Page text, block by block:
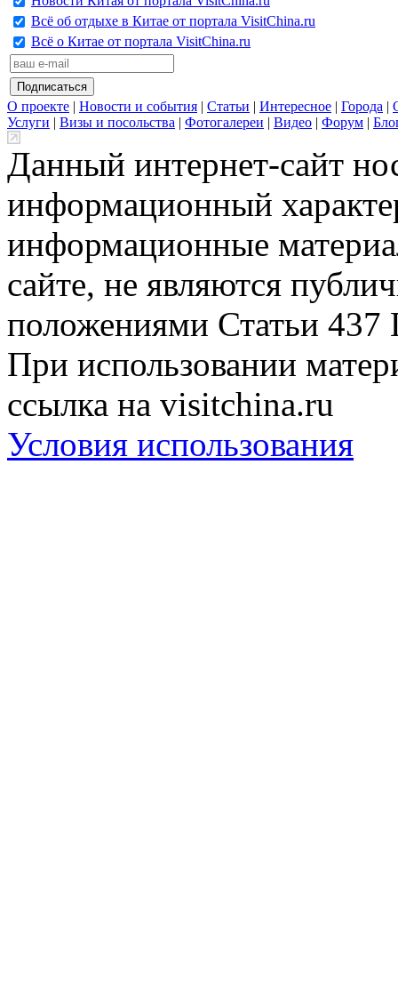
Всё об отдыхе в Китае от портала VisitChina.ru
Всё о Китае от портала VisitChina.ru
О проекте | Новости и события | Статьи | Интересное | Города |
Услуги | Визы и посольства | Фотогалереи | Видео | Форум |
Данный интернет-сайт
информационный
информационные
сайте, не являются
положениями Статьи 437
При использовании
ссылка на visitchina.ru
Условия использования